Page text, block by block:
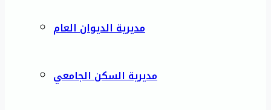
مديرية الديوان العام
مديرية السكن الجامعي